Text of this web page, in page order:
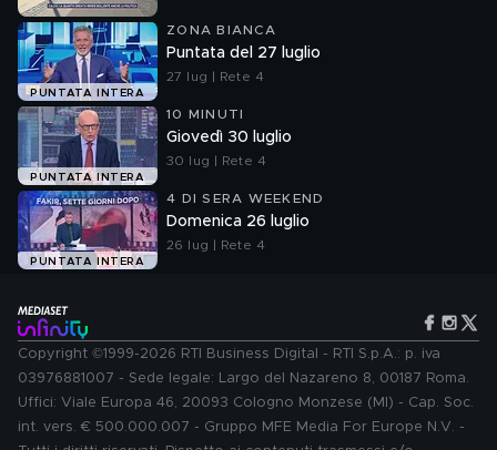
PUNTATA INTERA
ZONA BIANCA
Puntata del 27 luglio
27 lug | Rete 4
PUNTATA INTERA
10 MINUTI
Giovedì 30 luglio
30 lug | Rete 4
PUNTATA INTERA
4 DI SERA WEEKEND
Domenica 26 luglio
26 lug | Rete 4
Copyright ©1999-2026 RTI Business Digital - RTI S.p.A.: p. iva
03976881007 - Sede legale: Largo del Nazareno 8, 00187 Roma.
Uffici: Viale Europa 46, 20093 Cologno Monzese (MI) - Cap. Soc.
int. vers. € 500.000.007 - Gruppo MFE Media For Europe N.V. -